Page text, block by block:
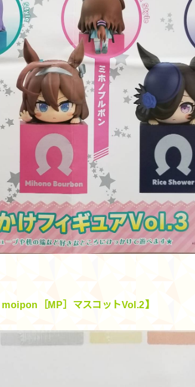
［MP］マスコットVol.2】